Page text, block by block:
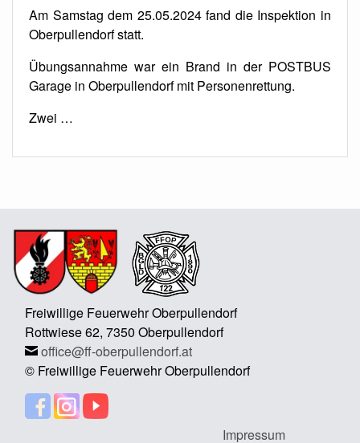
Am Samstag dem 25.05.2024 fand die Inspektion in
Oberpullendorf statt.
Übungsannahme war ein Brand in der POSTBUS
Garage in Oberpullendorf mit Personenrettung.
Zwei …
Freiwillige Feuerwehr Oberpullendorf
Rottwiese 62, 7350 Oberpullendorf
office@ff-oberpullendorf.at
© Freiwillige Feuerwehr Oberpullendorf
Impressum